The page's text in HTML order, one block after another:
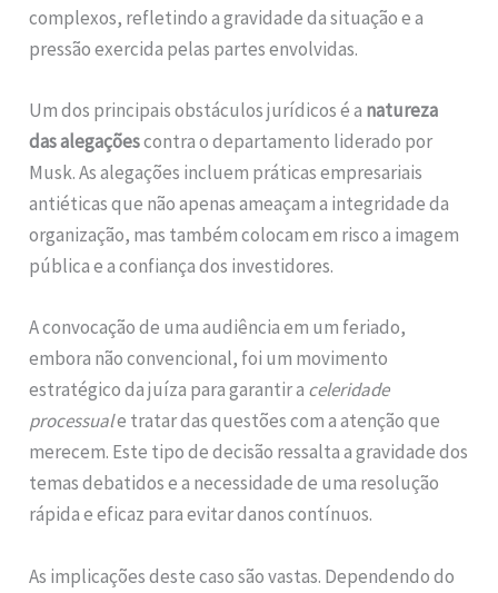
complexos, refletindo a gravidade da situação e a
pressão exercida pelas partes envolvidas.
Um dos principais obstáculos jurídicos é a natureza
das alegaçõescontra o departamento liderado por
Musk. As alegações incluem práticas empresariais
antiéticas que não apenas ameaçam a integridade da
organização, mas também colocam em risco a imagem
pública e a confiança dos investidores.
A convocação de uma audiência em um feriado,
embora não convencional, foi um movimento
estratégico da juíza para garantir a celeridade
processuale tratar das questões com a atenção que
merecem. Este tipo de decisão ressalta a gravidade dos
temas debatidos e a necessidade de uma resolução
rápida e eficaz para evitar danos contínuos.
As implicações deste caso são vastas. Dependendo do